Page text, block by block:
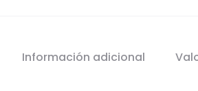
Información adicional